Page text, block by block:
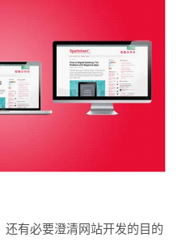
还有必要澄清网站开发的目的